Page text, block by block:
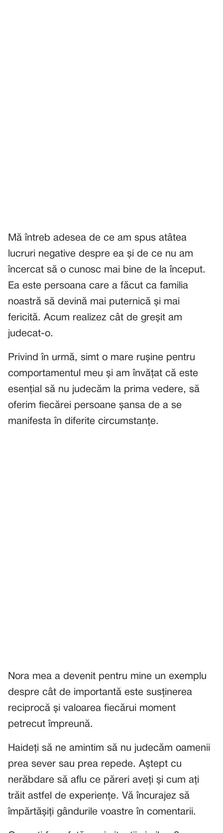
Mă întreb adesea de ce am spus atâtea
lucruri negative despre ea și de ce nu am
încercat să o cunosc mai bine de la început.
Ea este persoana care a făcut ca familia
noastră să devină mai puternică și mai
fericită. Acum realizez cât de greșit am
judecat-o.
Privind în urmă, simt o mare rușine pentru
comportamentul meu și am învățat că este
esențial să nu judecăm la prima vedere, să
oferim fiecărei persoane șansa de a se
manifesta în diferite circumstanțe.
Nora mea a devenit pentru mine un exemplu
despre cât de importantă este susținerea
reciprocă și valoarea fiecărui moment
petrecut împreună.
Haideți să ne amintim să nu judecăm oamenii
prea sever sau prea repede. Aștept cu
nerăbdare să aflu ce păreri aveți și cum ați
trăit astfel de experiențe. Vă încurajez să
împărtășiți gândurile voastre în comentarii.